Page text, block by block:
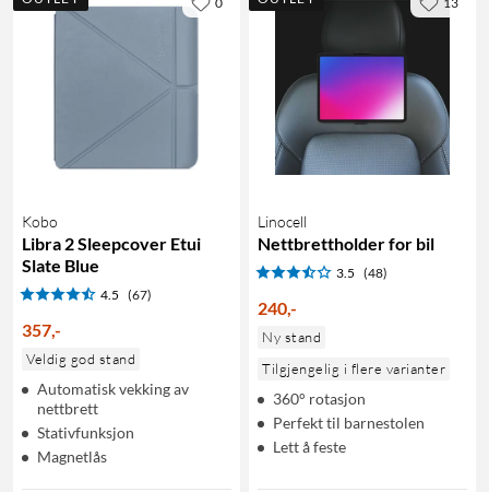
Kobo
Libra 2 Sleepcover Etui
Slate Blue
4.5 (67)
357,-
Veldig god stand
Automatisk vekking av
nettbrett
Stativfunksjon
Magnetlås
Linocell
Nettbrettholder for bil
3.5 (48)
240,-
Ny stand
Tilgjengelig i flere varianter
360° rotasjon
Perfekt til barnestolen
Lett å feste